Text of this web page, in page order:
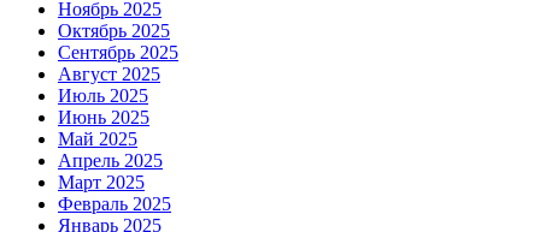
Ноябрь 2025
Октябрь 2025
Сентябрь 2025
Август 2025
Июль 2025
Июнь 2025
Май 2025
Апрель 2025
Март 2025
Февраль 2025
Январь 2025